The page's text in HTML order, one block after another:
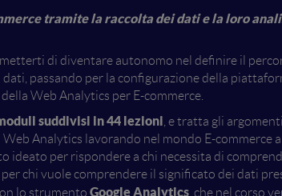
tramite la raccolta dei dati e la loro
di diventare autonomo nel definire il
passando per la configurazione della
Web Analytics per E-commerce.
suddivisi in 44 lezioni , e tratta gli
Analytics lavorando nel mondo E-commerce
ideato per rispondere a chi necessita di
chi vuole comprendere il significato dei dati
lo strumento Google Analytics , che nel corso